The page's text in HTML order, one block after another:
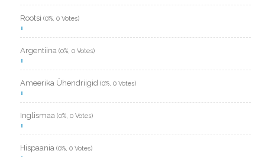
Rootsi (0%, 0 Votes)
Argentiina (0%, 0 Votes)
Ameerika Ühendriigid (0%, 0 Votes)
Inglismaa (0%, 0 Votes)
Hispaania (0%, 0 Votes)